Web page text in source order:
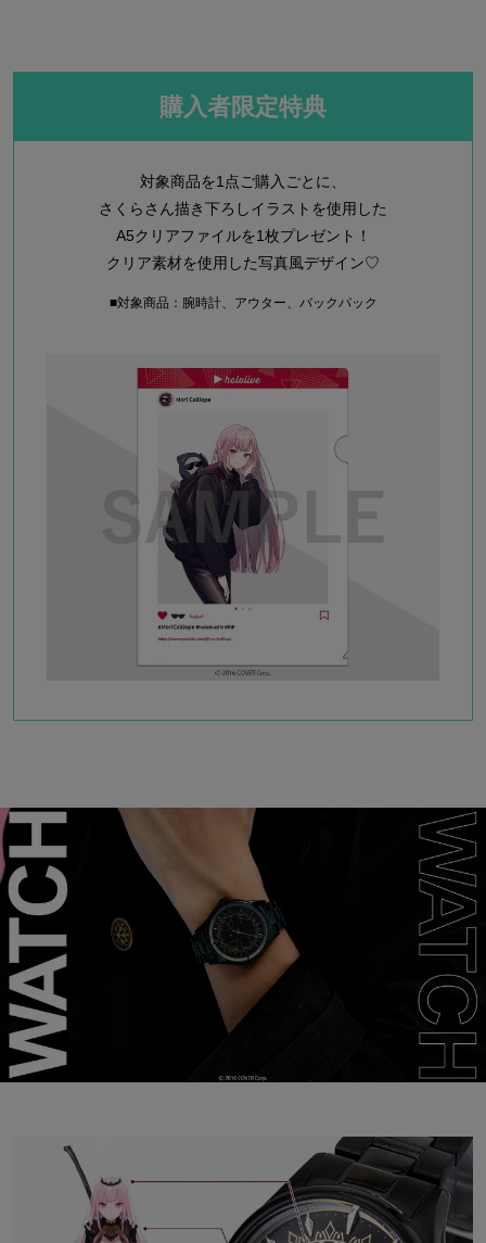
購入者限定特典
対象商品を1点ご購入ごとに、
さくらさん描き下ろしイラストを使用した
A5クリアファイルを1枚プレゼント！
クリア素材を使用した写真風デザイン♡
■対象商品：腕時計、アウター、バックパック